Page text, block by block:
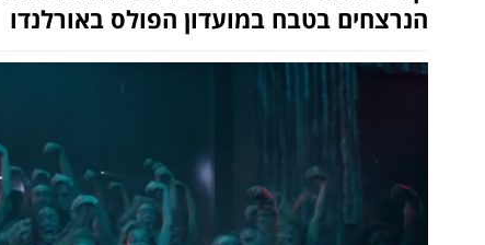
הנרצחים בטבח במועדון הפולס באורלנדו